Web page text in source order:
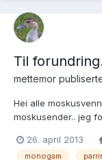
Til
mettemor
Hei alle
moskusender.. jeg
gledesutbrudd.
metoder. Våre tre
26. april 2013
monogam